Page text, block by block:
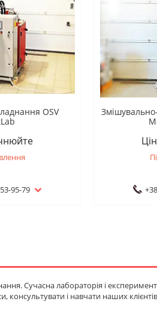
OSV
95-79
Сучасна лабораторія і
консультувати і навчати наших